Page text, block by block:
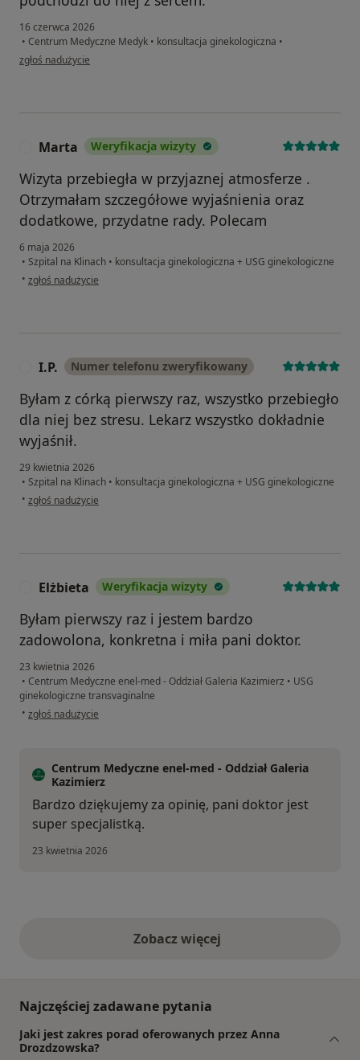
16 czerwca 2026
• Centrum Medyczne Medyk • konsultacja ginekologiczna •
w opinii użytkownika Agnieszka
zgłoś nadużycie
Marta Weryfikacja wizyty
Wizyta przebiegła w przyjaznej atmosferze .
Otrzymałam szczegółowe wyjaśnienia oraz
dodatkowe, przydatne rady. Polecam
6 maja 2026
• Szpital na Klinach • konsultacja ginekologiczna + USG ginekologiczne
• w opinii użytkownika Marta
zgłoś nadużycie
I.P. Numer telefonu zweryfikowany
Byłam z córką pierwszy raz, wszystko przebiegło
dla niej bez stresu. Lekarz wszystko dokładnie
wyjaśnił.
29 kwietnia 2026
• Szpital na Klinach • konsultacja ginekologiczna + USG ginekologiczne
• w opinii użytkownika I.P.
zgłoś nadużycie
Elżbieta Weryfikacja wizyty
Byłam pierwszy raz i jestem bardzo
zadowolona, konkretna i miła pani doktor.
23 kwietnia 2026
• Centrum Medyczne enel-med - Oddział Galeria Kazimierz • USG
ginekologiczne transvaginalne
• w opinii użytkownika Elżbieta
zgłoś nadużycie
Centrum Medyczne enel-med - Oddział Galeria
Kazimierz
Bardzo dziękujemy za opinię, pani doktor jest
super specjalistką.
23 kwietnia 2026
Zobacz więcejopinie powyżej
Najczęściej zadawane pytania
Jaki jest zakres porad oferowanych przez Anna
Drozdzowska?